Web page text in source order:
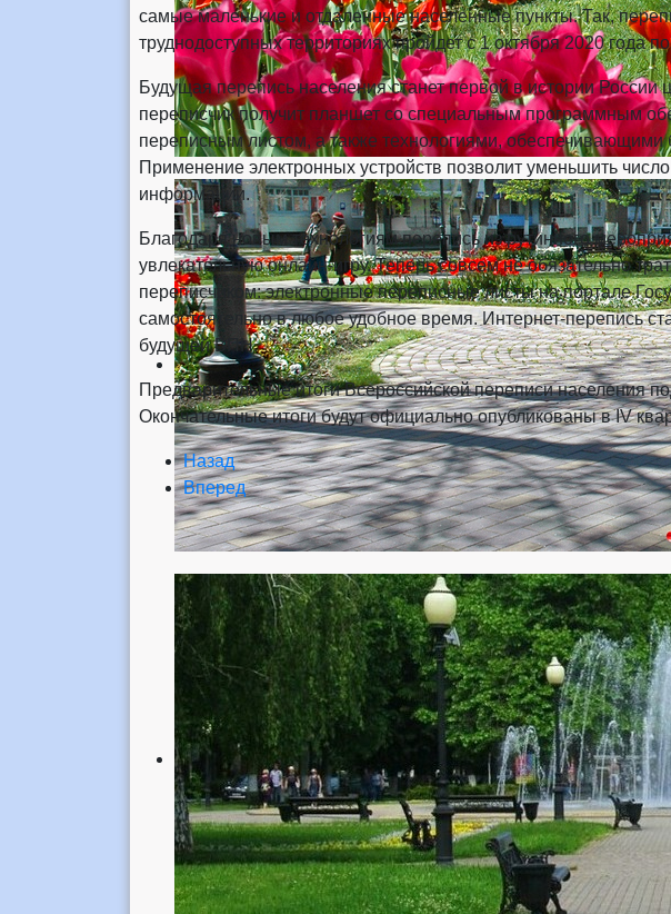
самые маленькие и отдаленные населенные пункты. Так,
труднодоступных территориях пройдет с 1 октября 2020 года
Будущая перепись населения станет первой в истории
переписчик получит планшет со специальным программным
переписным листом, а также технологиями, обеспечивающими
Применение электронных устройств позволит уменьшить
информации.
Благодаря новым технологиям перепись из рутинного
увлекательную онлайн-игру. Теперь совсем не обязательно
переписчиком: электронные переписные листы на портале
самостоятельно в любое удобное время. Интернет-перепись
будущей ВПН.
Предварительные итоги Всероссийской переписи населения
Окончательные итоги будут официально опубликованы в IV
Назад
Вперед